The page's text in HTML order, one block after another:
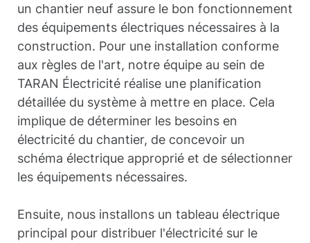
un chantier neuf assure le bon fonctionnement
des équipements électriques nécessaires à la
construction. Pour une installation conforme
aux règles de l'art, notre équipe au sein de
TARAN Électricité réalise une planification
détaillée du système à mettre en place. Cela
implique de déterminer les besoins en
électricité du chantier, de concevoir un
schéma électrique approprié et de sélectionner
les équipements nécessaires.
Ensuite, nous installons un tableau électrique
principal pour distribuer l'électricité sur le